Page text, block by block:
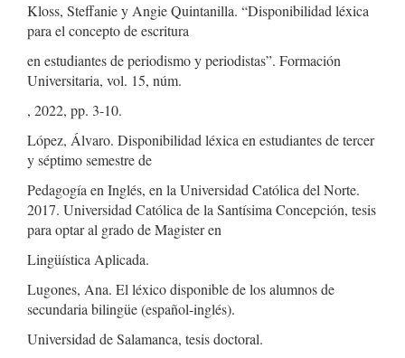
Kloss, Steffanie y Angie Quintanilla. “Disponibilidad léxica
para el concepto de escritura
en estudiantes de periodismo y periodistas”. Formación
Universitaria, vol. 15, núm.
, 2022, pp. 3-10.
López, Álvaro. Disponibilidad léxica en estudiantes de tercer
y séptimo semestre de
Pedagogía en Inglés, en la Universidad Católica del Norte.
2017. Universidad Católica de la Santísima Concepción, tesis
para optar al grado de Magister en
Lingüística Aplicada.
Lugones, Ana. El léxico disponible de los alumnos de
secundaria bilingüe (español-inglés).
Universidad de Salamanca, tesis doctoral.